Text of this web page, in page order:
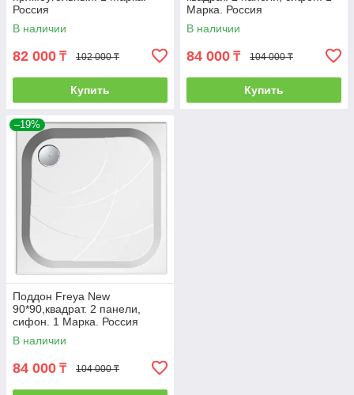
Россия
В наличии
82 000 ₸ 102 000 ₸
Купить
Марка. Россия
В наличии
84 000 ₸ 104 000 ₸
Купить
–19%
Поддон Freya New
90*90,квадрат. 2 панели,
сифон. 1 Марка. Россия
В наличии
84 000 ₸ 104 000 ₸